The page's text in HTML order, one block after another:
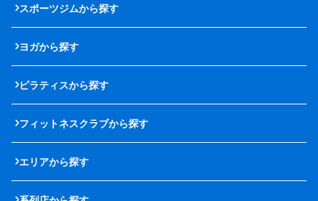
スポーツジムから探す
ヨガから探す
ピラティスから探す
フィットネスクラブから探す
エリアから探す